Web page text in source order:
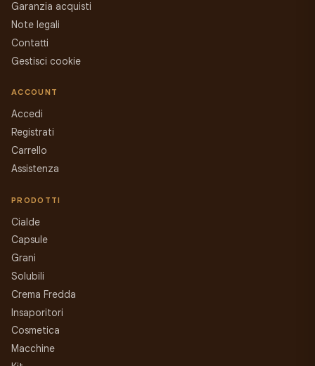
Garanzia acquisti
Note legali
Contatti
Gestisci cookie
ACCOUNT
Accedi
Registrati
Carrello
Assistenza
PRODOTTI
Cialde
Capsule
Grani
Solubili
Crema Fredda
Insaporitori
Cosmetica
Macchine